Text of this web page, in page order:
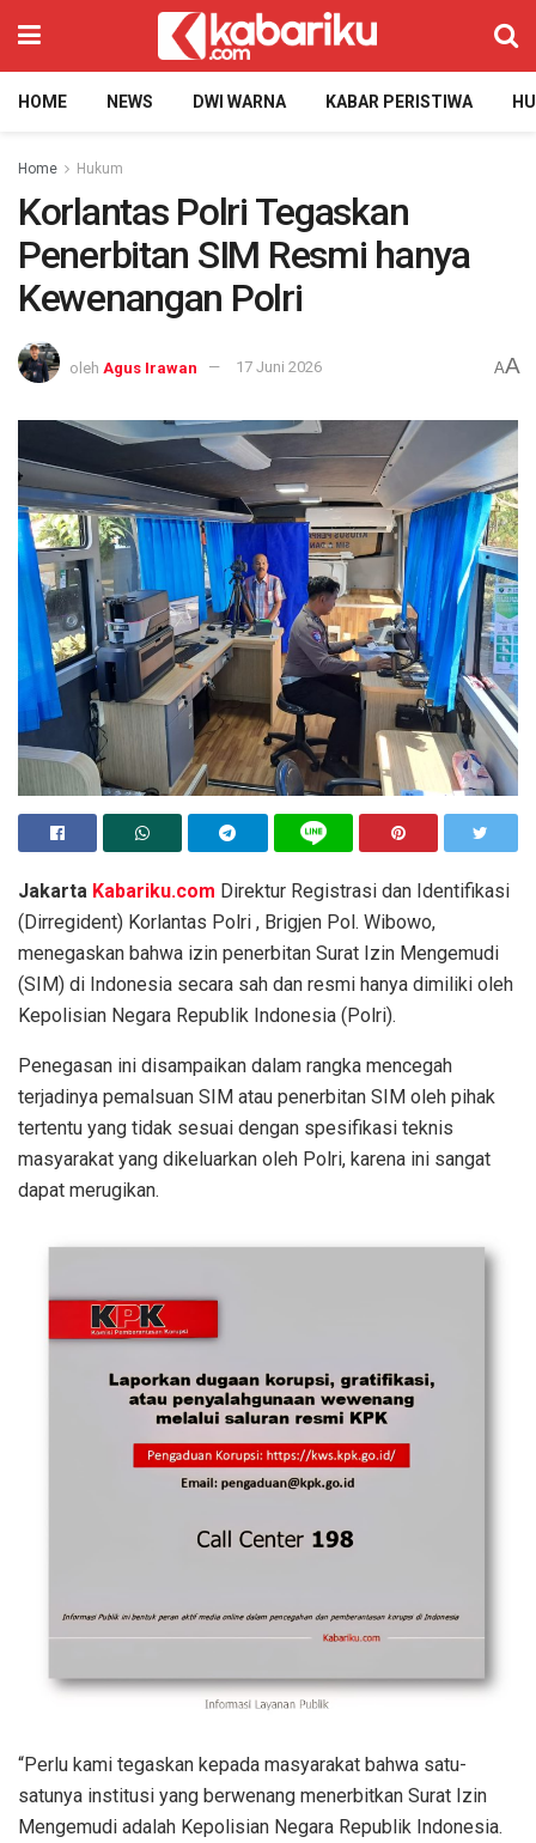
HOME NEWS DWI WARNA KABAR PERISTIWA
Home Hukum
Korlantas Polri Tegaskan
Penerbitan SIM Resmi hanya
Kewenangan Polri
oleh Agus Irawan 17 Juni 2026 AA
Jakarta Kabariku.com Direktur Registrasi dan Identifikasi
(Dirregident) Korlantas Polri , Brigjen Pol. Wibowo,
menegaskan bahwa izin penerbitan Surat Izin Mengemudi
(SIM) di Indonesia secara sah dan resmi hanya dimiliki oleh
Kepolisian Negara Republik Indonesia (Polri).
Penegasan ini disampaikan dalam rangka mencegah
terjadinya pemalsuan SIM atau penerbitan SIM oleh pihak
tertentu yang tidak sesuai dengan spesifikasi teknis
masyarakat yang dikeluarkan oleh Polri, karena ini sangat
dapat merugikan.
“Perlu kami tegaskan kepada masyarakat bahwa satu-
satunya institusi yang berwenang menerbitkan Surat Izin
Mengemudi adalah Kepolisian Negara Republik Indonesia.